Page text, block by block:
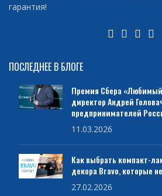
гарантия!
ПОСЛЕДНЕЕ В БЛОГЕ
Премия Сбера
директор Андрей
предпринимателей
11.03.2026
Как выбрать компакт-
декора Bravo, которые
27.02.2026